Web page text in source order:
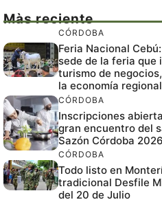
Màs reciente
CÓRDOBA
Feria Nacional
sede de la feria que
turismo de
la economía regional
CÓRDOBA
Inscripciones
gran encuentro del
Sazón Córdoba 2026
CÓRDOBA
Todo listo en
tradicional Desfile
del 20 de Julio